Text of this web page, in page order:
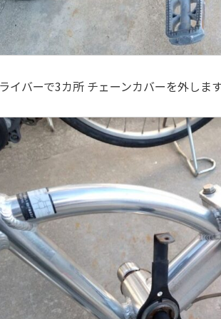
イバーで3カ所 チェーンカバーを外しま